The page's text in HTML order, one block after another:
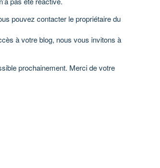
pouvez contacter le propriétaire du
à votre blog, nous vous invitons à
prochainement. Merci de votre